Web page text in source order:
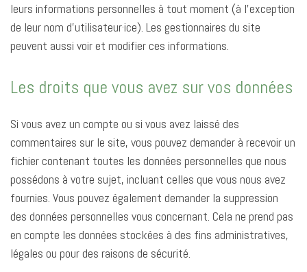
leurs informations personnelles à tout moment (à l’exception
de leur nom d’utilisateur·ice). Les gestionnaires du site
peuvent aussi voir et modifier ces informations.
Les droits que vous avez sur vos données
Si vous avez un compte ou si vous avez laissé des
commentaires sur le site, vous pouvez demander à recevoir un
fichier contenant toutes les données personnelles que nous
possédons à votre sujet, incluant celles que vous nous avez
fournies. Vous pouvez également demander la suppression
des données personnelles vous concernant. Cela ne prend pas
en compte les données stockées à des fins administratives,
légales ou pour des raisons de sécurité.